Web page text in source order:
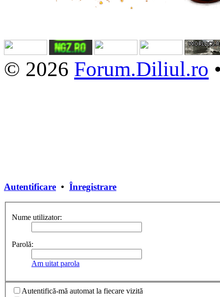
© 2026 Forum.Diliul.ro
Autentificare • Înregistrare
Nume utilizator:
Parolă:
Am uitat parola
Autentifică-mă automat la fiecare vizită